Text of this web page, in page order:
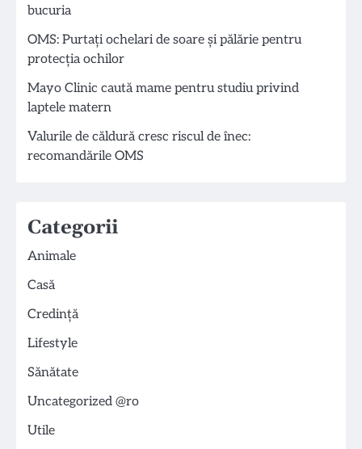
bucuria
OMS: Purtați ochelari de soare și pălărie pentru
protecția ochilor
Mayo Clinic caută mame pentru studiu privind
laptele matern
Valurile de căldură cresc riscul de înec:
recomandările OMS
Categorii
Animale
Casă
Credință
Lifestyle
Sănătate
Uncategorized @ro
Utile